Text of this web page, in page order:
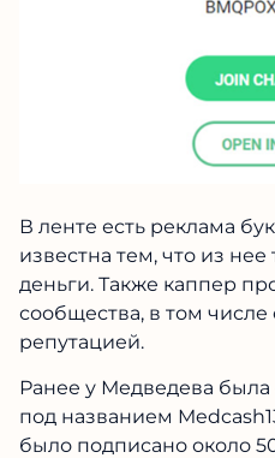
В ленте есть реклама
известна тем, что из
деньги. Также каппер
сообщества, в том
репутацией.
Ранее у Медведева
под названием
было подписано около